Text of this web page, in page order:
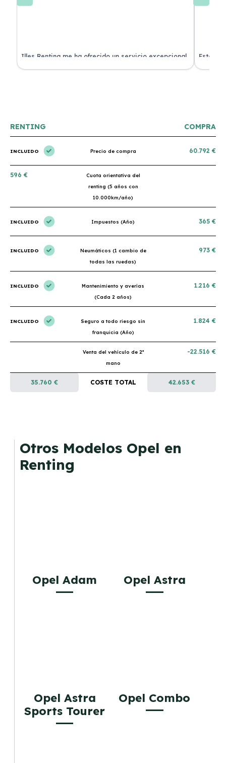
Illes Renting me ha ofrecido un servicio excepcional.
Su atención al cliente es muy buena y el coche llegó
Estoy
nuevo y
RENTING COMPRA
INCLUIDO Precio de compra 60.792 €
596 €
Cuota orientativa del
renting (5 años con
10.000km/año)
INCLUIDO Impuestos (Año) 365 €
INCLUIDO
Neumáticos (1 cambio de
todas las ruedas)
973 €
INCLUIDO
Mantenimiento y averías
(Cada 2 años)
1.216 €
INCLUIDO
Seguro a todo riesgo sin
franquicia (Año)
1.824 €
Venta del vehículo de 2ª
mano
-22.516 €
35.760 € COSTE TOTAL 42.653 €
Otros Modelos Opel en
Renting
Opel Adam Opel Astra
Opel Astra
Sports Tourer
Opel Combo